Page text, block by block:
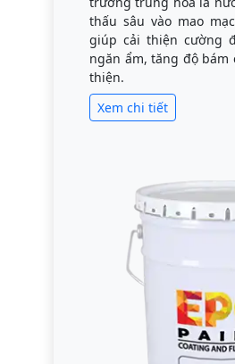
thấu sâu vào mao
giúp cải thiện cường
ngăn ẩm, tăng độ bám
thiện.
Xem chi tiết